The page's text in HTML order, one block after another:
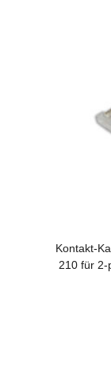
Kontakt-
210 für 2-